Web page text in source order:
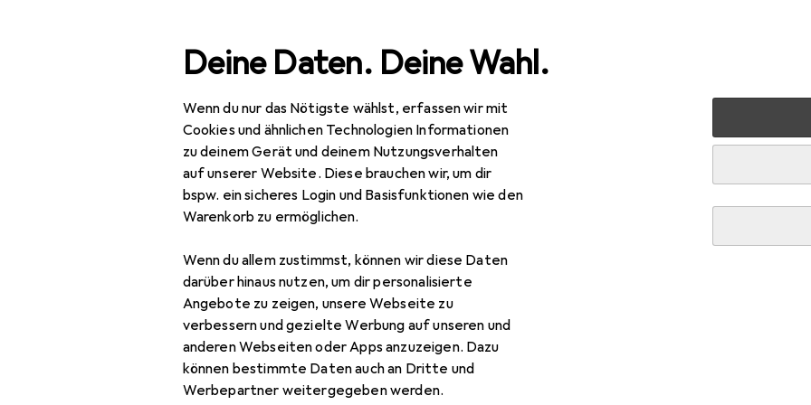
Deine Daten. Deine Wahl.
Wenn du nur das Nötigste wählst, erfassen wir mit
Cookies und ähnlichen Technologien Informationen
zu deinem Gerät und deinem Nutzungsverhalten
auf unserer Website. Diese brauchen wir, um dir
bspw. ein sicheres Login und Basisfunktionen wie den
Warenkorb zu ermöglichen.
Wenn du allem zustimmst, können wir diese Daten
darüber hinaus nutzen, um dir personalisierte
Angebote zu zeigen, unsere Webseite zu
verbessern und gezielte Werbung auf unseren und
anderen Webseiten oder Apps anzuzeigen. Dazu
können bestimmte Daten auch an Dritte und
Werbepartner weitergegeben werden.
Navigation nach Kategorien IT + Multimedia Smartphones + Tablets